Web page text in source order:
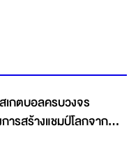
เกตบอลครบวงจร
ารสร้างแชมป์โลกจาก